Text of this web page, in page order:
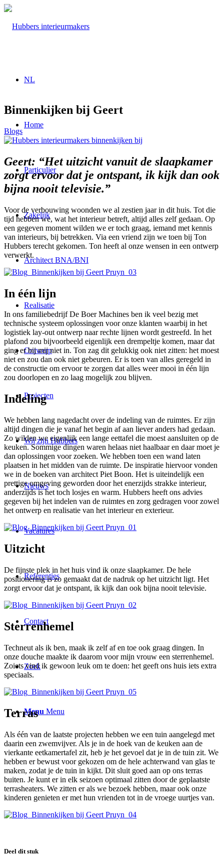
NL
Home
Particulier
Zakelijk
Architect BNA/BNI
Realisatie
Ontwerp
Projecten
Wij zijn Hubbers
Nieuws
Vacatures
Referenties
Contact
Zoek
Menu Menu
Binnenkijken bij Geert
Blogs
Geert: “Het uitzicht vanuit de slaapkamer
zorgt ervoor dat je ontspant, ik kijk dan ook
bijna nooit televisie.”
Voor de verbouwing woonden we al zestien jaar in dit huis. Tot die
tijd hebben we, wat het interieur betreft, altijd alles zelf gedaan. Op
een gegeven moment wilden we er toch graag, iemand met kennis
van interieurs, bij betrekken. Via een vriend zijn we toen bij Ton
Hubbers terecht gekomen. Ton heeft al onze wensen in een ontwerp
verwerkt.
In één lijn
In ons familiebedrijf De Boer Machines ben ik veel bezig met
technische systeem oplossingen voor onze klanten waarbij in het
logistiek lay-out ontwerp naar rechte lijnen wordt gestreefd. In het
plafond zou bijvoorbeeld eigenlijk een drempeltje komen, maar dat
ging er bij mij niet in. Ton zag dit gelukkig ook niet zitten: het moest
niet en zou dan ook niet gebeuren. Er is toen van alles geregeld in
de constructie om ervoor te zorgen dat alles weer mooi in één lijn
zou doorlopen en zo laag mogelijk zou blijven.
Indeling
We hebben lang nagedacht over de indeling van de ruimtes. Er zijn
altijd dingen die je vanaf het begin af aan liever anders had gedaan.
Zo wilden we eigenlijk een lange eettafel die moest aansluiten op de
keuken. Sommige dingen waren helaas niet haalbaar en daar moet je
dan oplossingen voor zoeken. We hebben toen een wand laten
plaatsen in het midden van de ruimte. De inspiratie hiervoor vonden
we in de boeken van architect Piet Boon. Het is uiteindelijk een
prettige omgeving geworden door het enerzijds strakke interieur,
anderzijds is het toch losjes en warm. Hubbers heeft ons advies
gegeven bij het indelen van de ruimtes en zorg gedragen voor zowel
het ontwerp en realisatie van het interieur en exterieur.
Uitzicht
De fijnste plek in het huis vind ik onze slaapkamer. De hele
positionering is zo gemaakt dat de nadruk op het uitzicht ligt. Het
zorgt ervoor dat je ontspant, ik kijk dan ook bijna nooit televisie.
Sterrenhemel
Techneut als ik ben, maak ik zelf af en toe ook graag dingen. In
onze douche maakte ik daarom voor mijn vrouw een sterrenhemel.
Zoiets vind ik gewoon leuk om te doen: het geeft ons huis iets extra
speciaals.
Terras
Als één van de laatste projecten hebben we een tuin aangelegd met
daarin een zwemvijver. Als je in de hoek van de keuken aan de
vierkante eetkamertafel zit, heb je het gevoel dat je in de tuin zit. We
hebben er bewust voor gekozen om de hele achterwand van glas te
maken, zodat je de tuin in kijkt. Dit sluit goed aan op ons terras
buiten. Je kunt er in elk seizoen optimaal zitten door de geplaatste
terrasheaters. We zitten er als we bezoek hebben, maar ook onze
kinderen genieten er met hun vrienden tot in de vroege uurtjes van.
Deel dit stuk